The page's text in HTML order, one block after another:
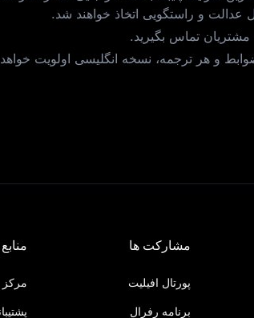
عدالت و راستگویی اتخاذ خواهند شد.
و هر ترجمه، نسخه انگلیسی اولویت
مشارکت ها
پورتال افیلیت
برنامه رفرال
منابع
مرکز